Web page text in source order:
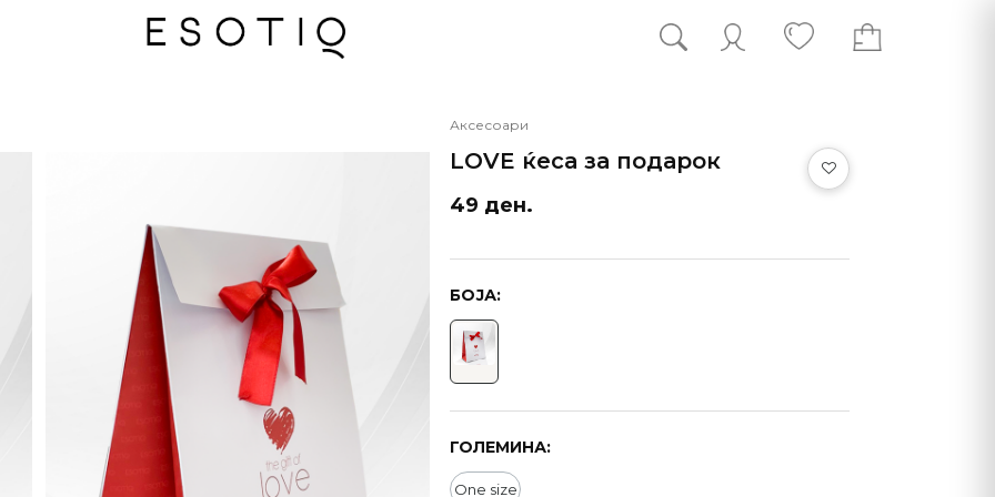
Аксесоари
LOVE ќеса за подарок
49 ден.
БОЈА:
ГОЛЕМИНА:
One size